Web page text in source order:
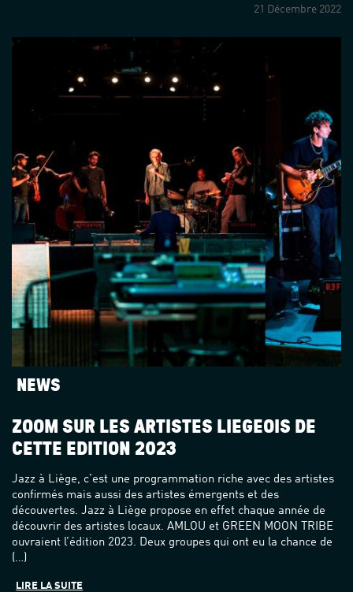
21 Décembre 2022
NEWS
ZOOM SUR LES ARTISTES LIÉGEOIS DE
CETTE ÉDITION 2023
Jazz à Liège, c’est une programmation riche avec des artistes
confirmés mais aussi des artistes émergents et des
découvertes. Jazz à Liège propose en effet chaque année de
découvrir des artistes locaux. AMLOU et GREEN MOON TRIBE
ouvraient l’édition 2023. Deux groupes qui ont eu la chance de
(…)
LIRE LA SUITE